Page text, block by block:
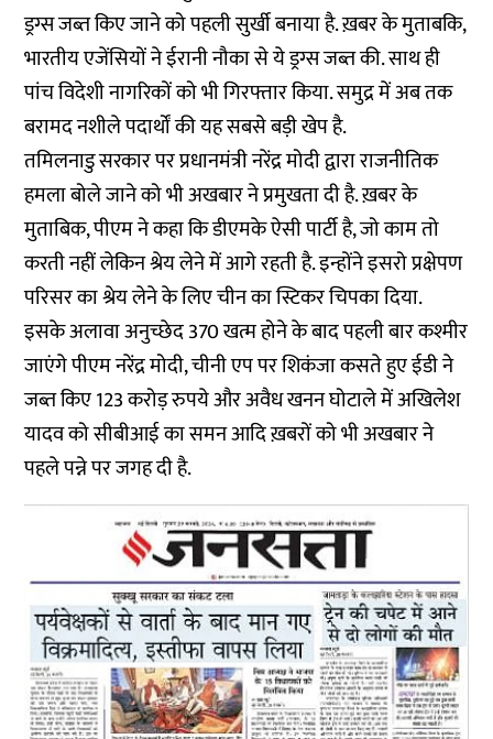
ड्रग्स जब्त किए जाने को पहली सुर्खी बनाया है. ख़बर के मुताबकि,
भारतीय एजेंसियों ने ईरानी नौका से ये ड्रग्स जब्त की. साथ ही
पांच विदेशी नागरिकों को भी गिरफ्तार किया. समुद्र में अब तक
बरामद नशीले पदार्थों की यह सबसे बड़ी खेप है.
तमिलनाडु सरकार पर प्रधानमंत्री नरेंद्र मोदी द्वारा राजनीतिक
हमला बोले जाने को भी अखबार ने प्रमुखता दी है. ख़बर के
मुताबिक, पीएम ने कहा कि डीएमके ऐसी पार्टी है, जो काम तो
करती नहीं लेकिन श्रेय लेने में आगे रहती है. इन्होंने इसरो प्रक्षेपण
परिसर का श्रेय लेने के लिए चीन का स्टिकर चिपका दिया.
इसके अलावा अनुच्छेद 370 खत्म होने के बाद पहली बार कश्मीर
जाएंगे पीएम नरेंद्र मोदी, चीनी एप पर शिकंजा कसते हुए ईडी ने
जब्त किए 123 करोड़ रुपये और अवैध खनन घोटाले में अखिलेश
यादव को सीबीआई का समन आदि ख़बरों को भी अखबार ने
पहले पन्ने पर जगह दी है.